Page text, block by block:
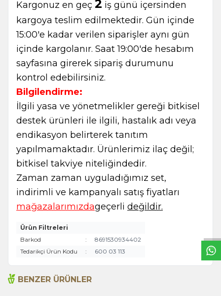
Kargonuz en geç 2 iş günü içersinden
kargoya teslim edilmektedir. Gün içinde
15:00'e kadar verilen siparişler aynı gün
içinde kargolanır. Saat 19:00'de hesabım
sayfasına girerek sipariş durumunu
kontrol edebilirsiniz.
Bilgilendirme:
İlgili yasa ve yönetmelikler gereği bitkisel
destek ürünleri ile ilgili, hastalık adı veya
endikasyon belirterek tanıtım
yapılmamaktadır. Ürünlerimiz ilaç değil;
bitkisel takviye niteliğindedir.
Zaman zaman uyguladığımız set,
indirimli ve kampanyalı satış fiyatları
mağazalarımızdageçerli değildir.
Ürün Filtreleri
Barkod
:
8691530934402
Tedarikçi Ürün Kodu
: 600 03 113
BENZER ÜRÜNLER